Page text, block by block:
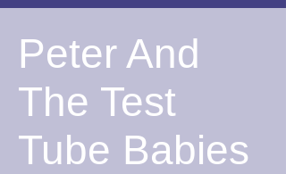
Peter And
The Test
Tube Babies